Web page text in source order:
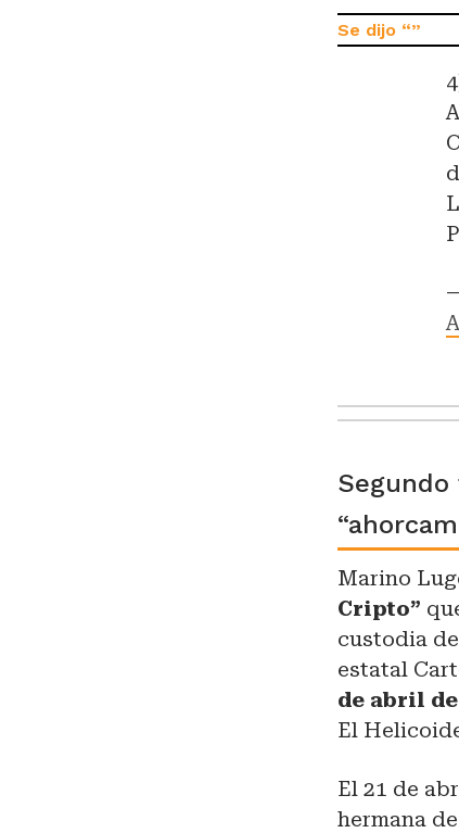
Marino
Cripto”
custodia
estatal
de abril de
El
El 21 de
hermana